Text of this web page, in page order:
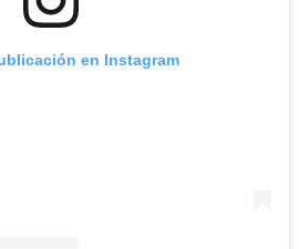
en Instagram